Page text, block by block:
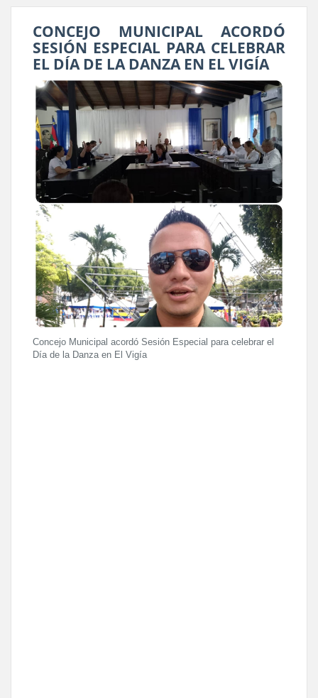
CONCEJO MUNICIPAL ACORDÓ
SESIÓN ESPECIAL PARA CELEBRAR
EL DÍA DE LA DANZA EN EL VIGÍA
Concejo Municipal acordó Sesión Especial para celebrar el
Día de la Danza en El Vigía